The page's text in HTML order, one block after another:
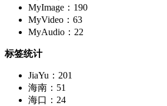
MyImage：190
MyVideo：63
MyAudio：22
标签统计
JiaYu：201
海南：51
海口：24